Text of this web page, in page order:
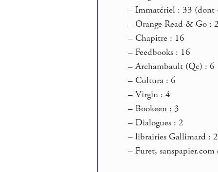
– Immatériel : 33 (dont
– Orange Read & Go :
– Chapitre : 16
– Feedbooks : 16
–Archambault (Qc) : 6
– Cultura : 6
– Virgin : 4
– Bookeen : 3
– Dialogues : 2
– librairies Gallimard : 2
– Furet,